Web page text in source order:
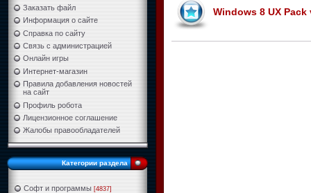
Заказать файл
Информация о сайте
Справка по сайту
Связь с администрацией
Онлайн игры
Интернет-магазин
Правила добавления новостей
на сайт
Профиль робота
Лицензионное соглашение
Жалобы правообладателей
Категории раздела
Софт и программы [4837]
Windows 8 UX Pack